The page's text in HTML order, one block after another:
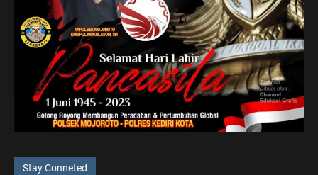
Stay Conneted